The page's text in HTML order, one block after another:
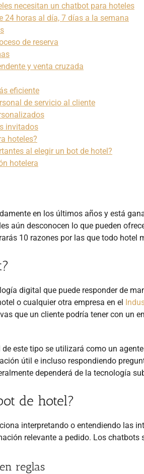
necesitan un chatbot para hoteles
24 horas al día, 7 días a la semana
de reserva
y venta cruzada
eficiente
de servicio al cliente
invitados
hoteles?
al elegir un bot de hotel?
hotelera
en los últimos años y está
aún desconocen lo que pueden
10 razones por las que todo hotel
digital que puede responder de
o cualquier otra empresa en el
que un cliente podría tener con un
este tipo se utilizará como un
útil e incluso respondiendo
dependerá de la tecnología
de hotel?
interpretando o entendiendo las
relevante a pedido. Los chatbots
reglas